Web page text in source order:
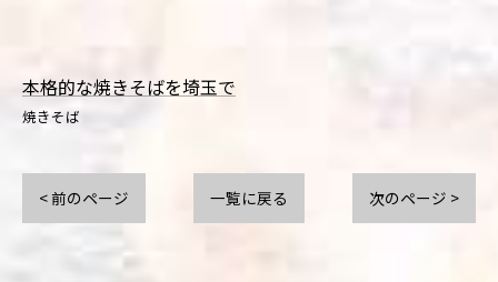
本格的な焼きそばを埼玉で
焼きそば
< 前のページ 一覧に戻る 次のページ >